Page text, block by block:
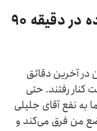
راز انصراف زاکانی و قاضی‌زاده در دقیقه ۹۰
در آخرین دقائق
کنار رفتند. حتی
به نفع آقای جلیلی
من فرق می‌کند و